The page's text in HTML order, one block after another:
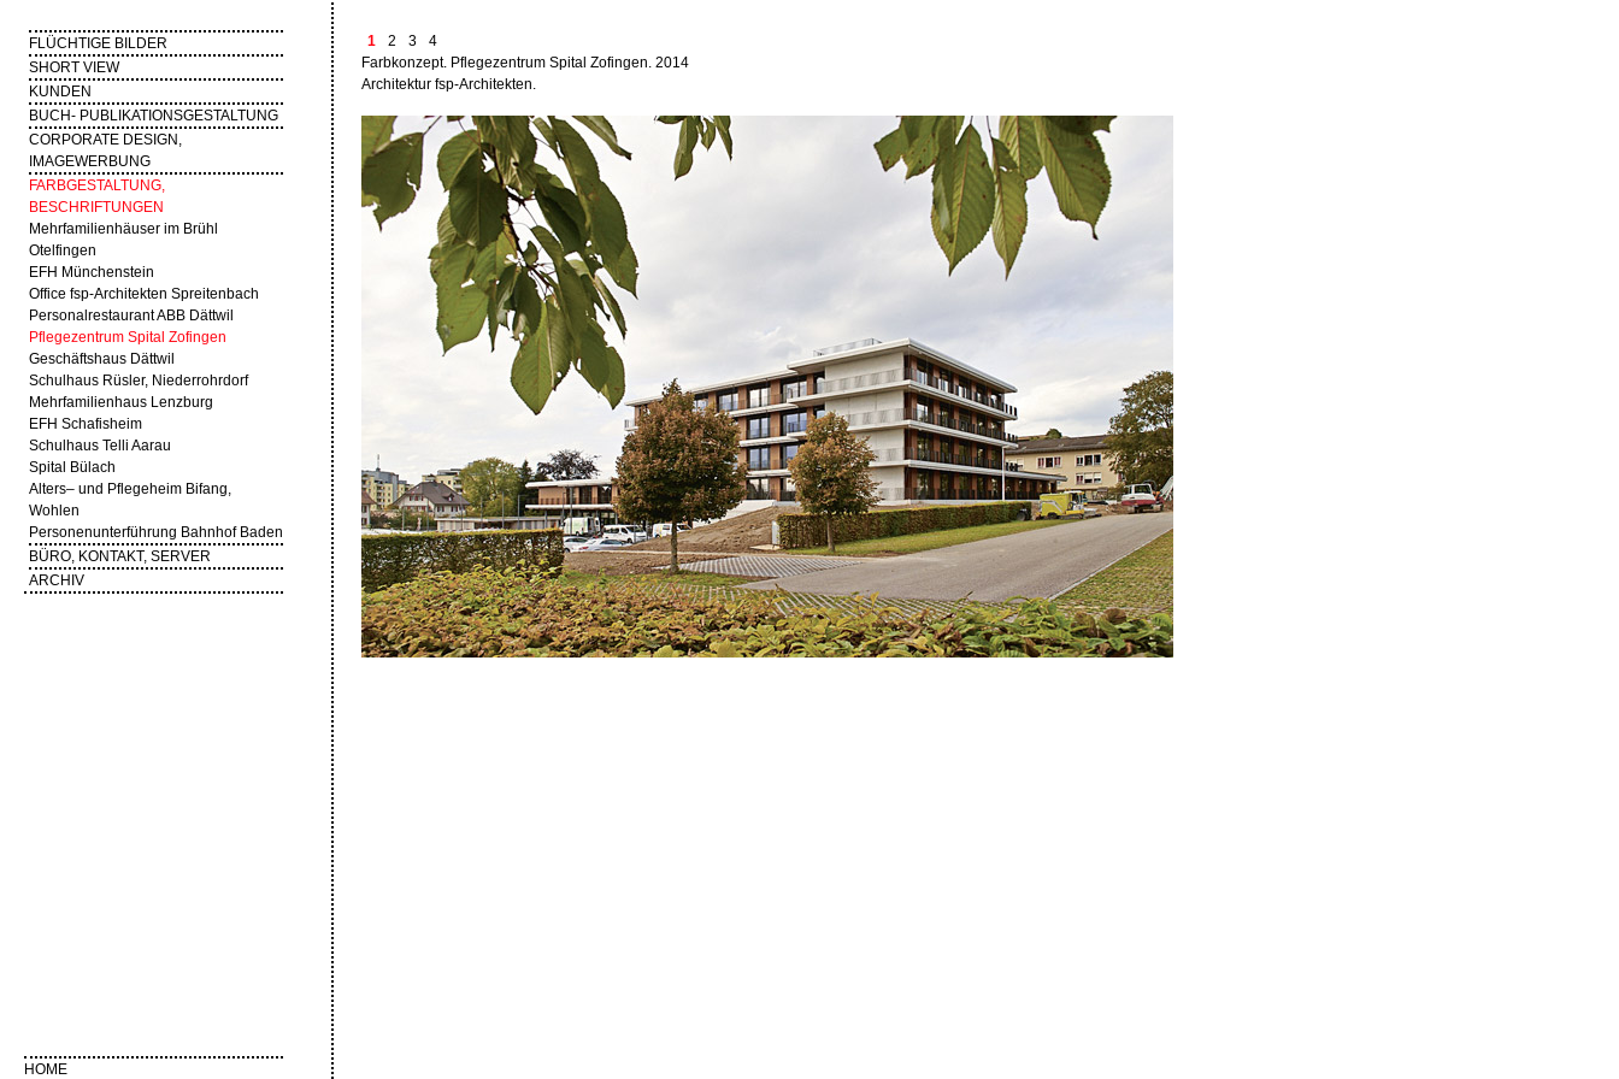
FLÜCHTIGE BILDER
SHORT VIEW
KUNDEN
BUCH- PUBLIKATIONSGESTALTUNG
CORPORATE DESIGN,
IMAGEWERBUNG
FARBGESTALTUNG,
BESCHRIFTUNGEN
Mehrfamilienhäuser im Brühl
Otelfingen
EFH Münchenstein
Office fsp-Architekten Spreitenbach
Personalrestaurant ABB Dättwil
Pflegezentrum Spital Zofingen
Geschäftshaus Dättwil
Schulhaus Rüsler, Niederrohrdorf
Mehrfamilienhaus Lenzburg
EFH Schafisheim
Schulhaus Telli Aarau
Spital Bülach
Alters– und Pflegeheim Bifang,
Wohlen
Personenunterführung Bahnhof Baden
BÜRO, KONTAKT, SERVER
ARCHIV
1 2 3
4
Farbkonzept. Pflegezentrum Spital Zofingen. 2014
Architektur fsp-Architekten.
HOME